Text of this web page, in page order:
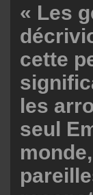
« Les
cette
les
seul